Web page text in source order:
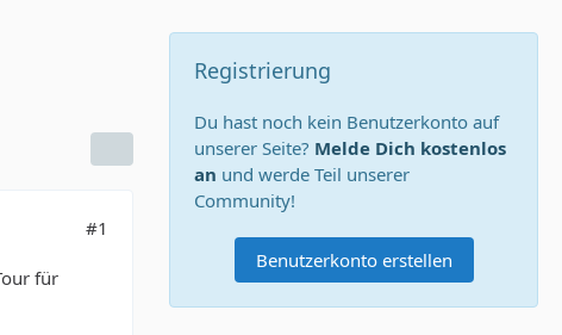
#1
für
Registrierung
Du hast noch kein Benutzerkonto auf
unserer Seite? Melde Dich kostenlos
an und werde Teil unserer
Community!
Benutzerkonto erstellen